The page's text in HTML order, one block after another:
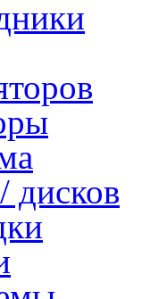
дисков